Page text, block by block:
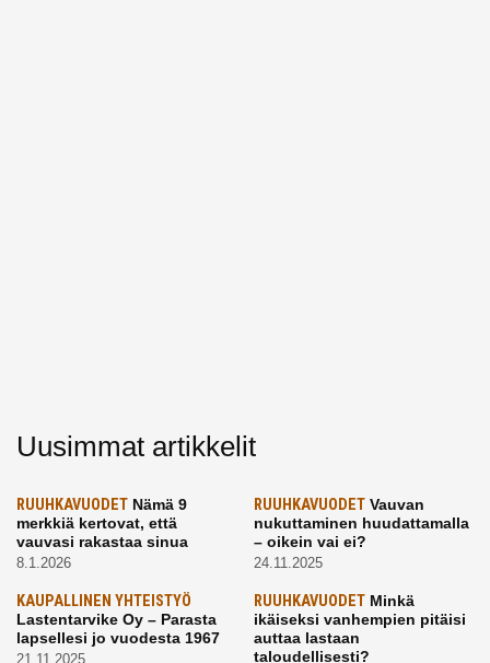
Uusimmat artikkelit
RUUHKAVUODET Nämä 9
merkkiä kertovat, että
vauvasi rakastaa sinua
8.1.2026
RUUHKAVUODETVauvan
nukuttaminen huudattamalla
– oikein vai ei?
24.11.2025
KAUPALLINEN YHTEISTYÖ
Lastentarvike Oy – Parasta
lapsellesi jo vuodesta 1967
21.11.2025
RUUHKAVUODETMinkä
ikäiseksi vanhempien pitäisi
auttaa lastaan
taloudellisesti?